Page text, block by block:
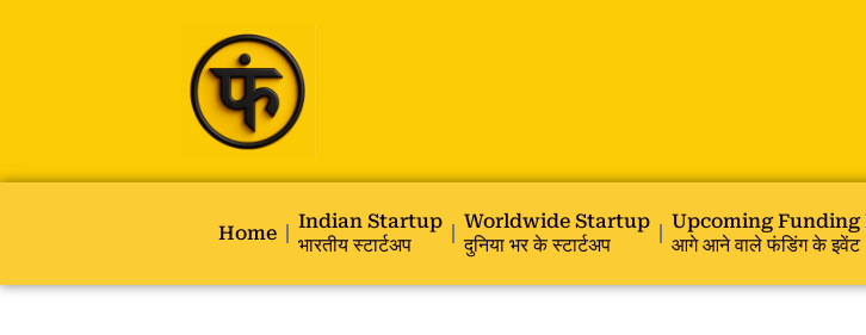
Home
Indian Startup
भारतीय स्टार्टअप
Worldwide Startup
दुनिया भर के स्टार्टअप
Upcoming Funding
आगे आने वाले फंडिंग के इवेंट